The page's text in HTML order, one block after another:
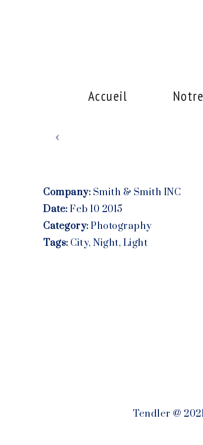
Accueil
Company: Smith & Smith INC
Date: Feb 10 2015
Category: Photography
Tags: City, Night, Light
Tendler @